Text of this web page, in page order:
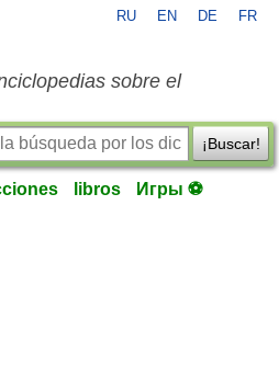
RU EN DE FR
sobre el
¡Buscar!
libros Игры ⚽